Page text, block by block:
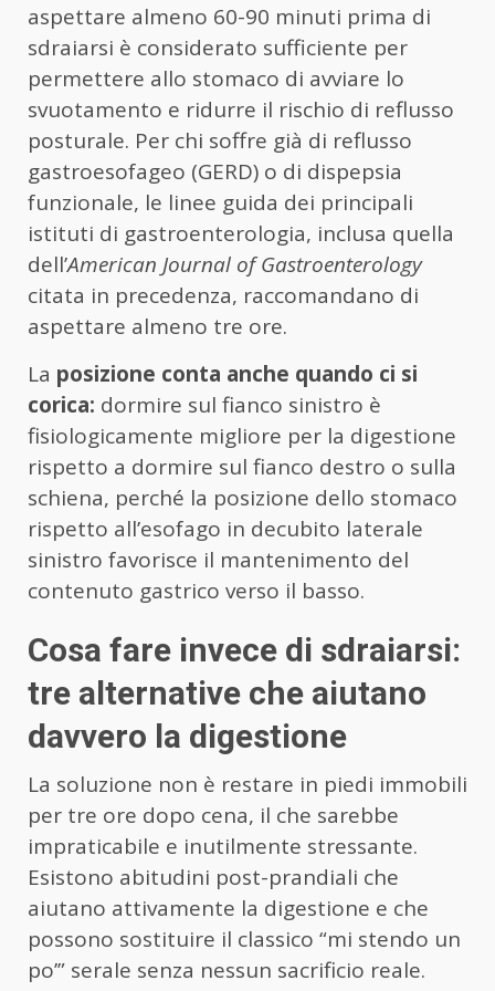
aspettare almeno 60-90 minuti prima di
sdraiarsi è considerato sufficiente per
permettere allo stomaco di avviare lo
svuotamento e ridurre il rischio di reflusso
posturale. Per chi soffre già di reflusso
gastroesofageo (GERD) o di dispepsia
funzionale, le linee guida dei principali
istituti di gastroenterologia, inclusa quella
dell’American Journal of Gastroenterology
citata in precedenza, raccomandano di
aspettare almeno tre ore.
La posizione conta anche quando ci si
corica: dormire sul fianco sinistro è
fisiologicamente migliore per la digestione
rispetto a dormire sul fianco destro o sulla
schiena, perché la posizione dello stomaco
rispetto all’esofago in decubito laterale
sinistro favorisce il mantenimento del
contenuto gastrico verso il basso.
Cosa fare invece di sdraiarsi:
tre alternative che aiutano
davvero la digestione
La soluzione non è restare in piedi immobili
per tre ore dopo cena, il che sarebbe
impraticabile e inutilmente stressante.
Esistono abitudini post-prandiali che
aiutano attivamente la digestione e che
possono sostituire il classico “mi stendo un
po’” serale senza nessun sacrificio reale.